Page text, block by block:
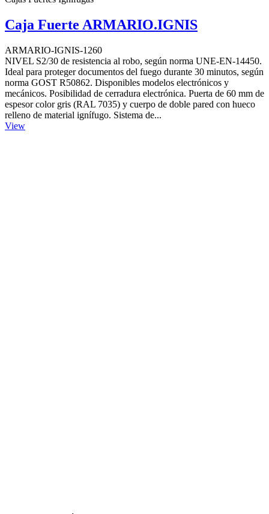
Caja Fuerte ARMARIO.IGNIS
ARMARIO-IGNIS-1260
NIVEL S2/30 de resistencia al robo, según norma UNE-EN-14450.
Ideal para proteger documentos del fuego durante 30 minutos, según
norma GOST R50862. Disponibles modelos electrónicos y
mecánicos. Posibilidad de cerradura electrónica. Puerta de 60 mm de
espesor color gris (RAL 7035) y cuerpo de doble pared con hueco
relleno de material ignífugo. Sistema de...
View